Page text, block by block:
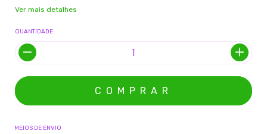
Ver mais detalhes
QUANTIDADE
MEIOS DE ENVIO